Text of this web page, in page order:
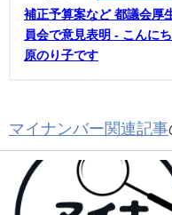
補正予算案など 都議会厚
員会で意見表明 - こんに
原のり子です
マイナンバー関連記事